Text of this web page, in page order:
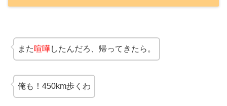
また喧嘩したんだろ、帰ってきたら。
俺も！450km歩くわ